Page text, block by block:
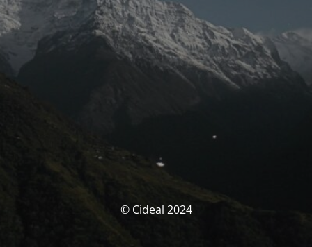
© Cideal 2024